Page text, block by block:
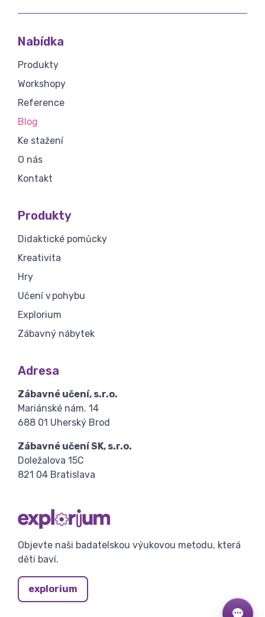
Nabídka
Produkty
Workshopy
Reference
Blog
Ke stažení
O nás
Kontakt
Produkty
Didaktické pomůcky
Kreativita
Hry
Učení v pohybu
Explorium
Zábavný nábytek
Adresa
Zábavné učení, s.r.o.
Mariánské nám. 14
688 01 Uherský Brod
Zábavné učení SK, s.r.o.
Doležalova 15C
821 04 Bratislava
Objevte naši badatelskou výukovou metodu, která
děti baví.
explorium